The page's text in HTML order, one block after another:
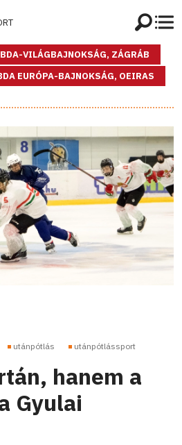
VILÁGBAJNOKSÁG, ZÁGRÁB
EURÓPA-BAJNOKSÁG, OEIRAS
utánpótlás utánpótlássport
hanem a
Gyulai